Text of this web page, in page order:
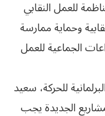
للعمل النقابي
وحماية ممارسة
الجماعية للعمل
للحركة، سعيد
الجديدة يجب